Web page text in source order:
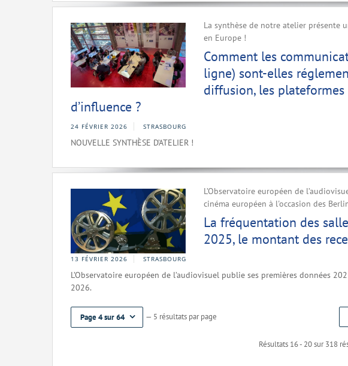
La synthèse de notre atelier présente
en Europe !
Comment les
ligne) sont-elles
diffusion, les
d’influence ?
24 FÉVRIER 2026 STRASBOURG
NOUVELLE SYNTHÈSE D’ATELIER !
L’Observatoire européen de
cinéma européen à l'occasion des
La fréquentation des
2025, le montant des
13 FÉVRIER 2026 STRASBOURG
L’Observatoire européen de l’audiovisuel publie ses premières données
2026.
Page 4 sur 64 — 5 résultats par page
Résultats 16 - 20 sur 318